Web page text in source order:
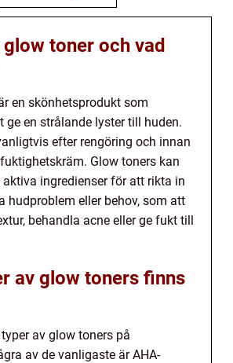
glow toner och vad
en skönhetsprodukt som
ge en strålande lyster till huden.
efter rengöring och innan
Glow toners kan
ingredienser för att rikta in
hudproblem eller behov, som att
behandla acne eller ge fukt till
av glow toners finns
av glow toners på
av de vanligaste är AHA-